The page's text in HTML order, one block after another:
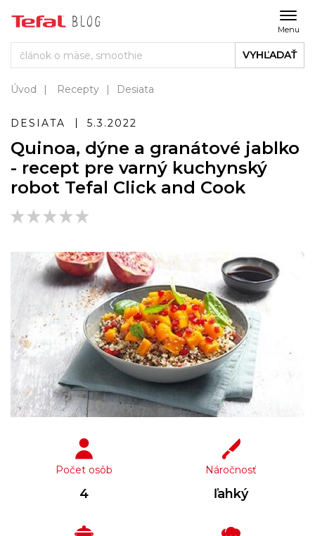
Menu
VYHĽADAŤ
Úvod Recepty Desiata
DESIATA 5.3.2022
Quinoa, dýne a granátové jablko
- recept pre varný kuchynský
robot Tefal Click and Cook
Počet osôb
4
Náročnosť
ľahký